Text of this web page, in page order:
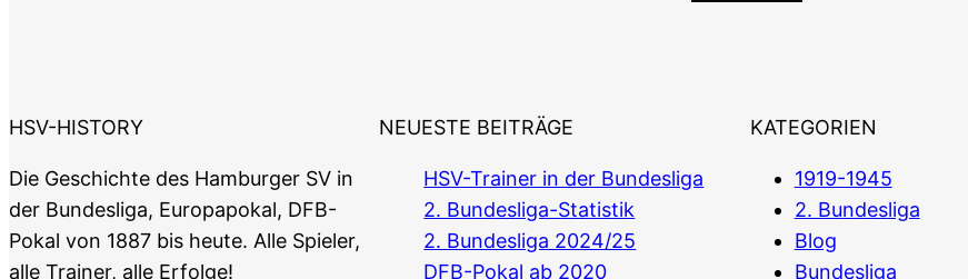
HSV-HISTORY
Die Geschichte des Hamburger SV in
der Bundesliga, Europapokal, DFB-
Pokal von 1887 bis heute. Alle Spieler,
alle Trainer, alle Erfolge!
NEUESTE BEITRÄGE
HSV-Trainer in der Bundesliga
2. Bundesliga-Statistik
2. Bundesliga 2024/25
DFB-Pokal ab 2020
KATEGORIEN
1919-1945
2. Bundesliga
Blog
Bundesliga